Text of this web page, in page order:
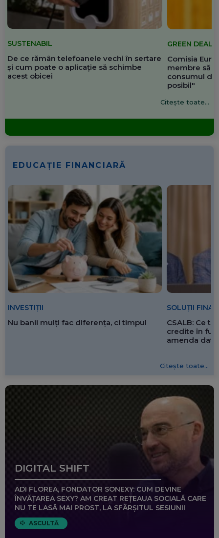
SUSTENABIL
De ce rămân telefoanele vechi în sertare
și cum poate o aplicație să schimbe
acest obicei
GREEN DEAL
Comisia
membre să
consumul de
posibil"
Citește toate...
EDUCAȚIE FINANCIARĂ
INVESTIȚII
Nu banii mulți fac diferența, ci timpul
SOLUȚII
CSALB: Ce
credite în
amenda
Citește toate...
DIGITAL SHIFT
ADI FLOREA, FONDATOR SONEXY: CUM DEVINE
ÎNVĂȚAREA SEXY? AM CREAT REȚEAUA SOCIALĂ CARE
NU TE LASĂ MAI PROST, LA SFÂRȘITUL SESIUNII
ASCULTĂ